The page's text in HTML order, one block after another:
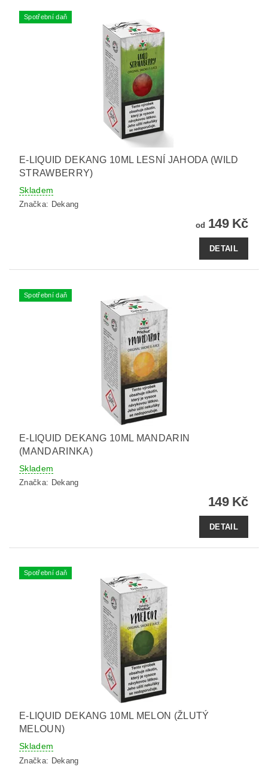
Spotřební daň
E-LIQUID DEKANG 10ML LESNÍ JAHODA (WILD
STRAWBERRY)
Skladem
Značka: Dekang
od 149 Kč
DETAIL
Spotřební daň
E-LIQUID DEKANG 10ML MANDARIN
(MANDARINKA)
Skladem
Značka: Dekang
149 Kč
DETAIL
Spotřební daň
E-LIQUID DEKANG 10ML MELON (ŽLUTÝ
MELOUN)
Skladem
Značka: Dekang